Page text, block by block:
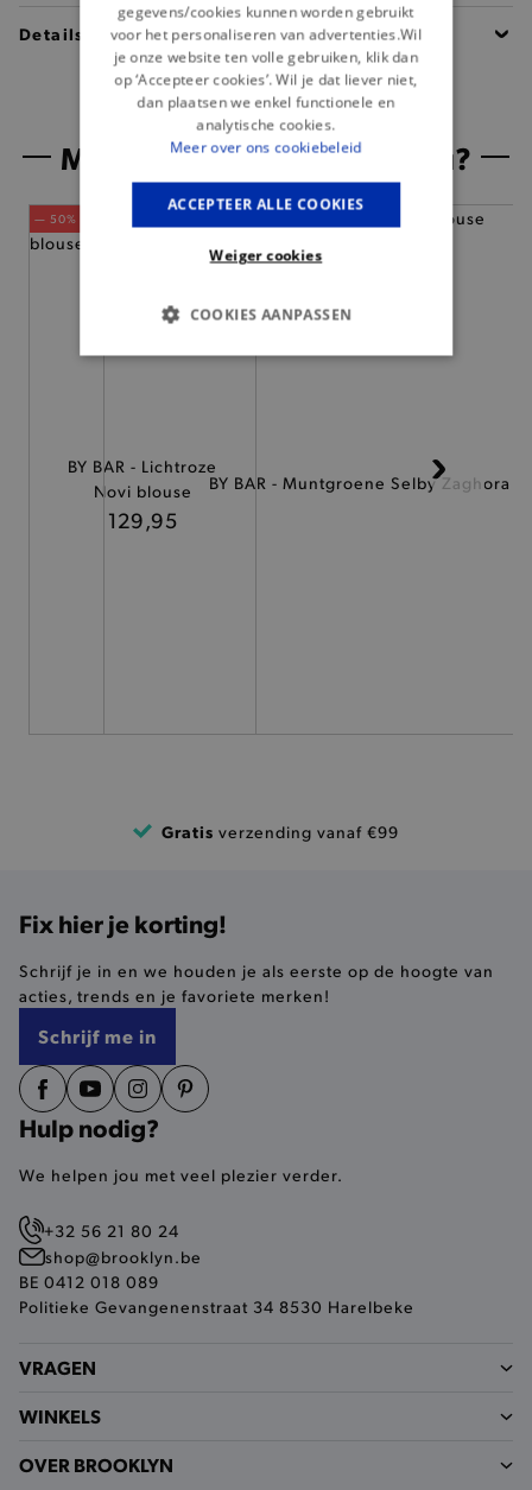
Details
Misschien is dit iets voor jou?
— 50% *
BY BAR - Lichtroze
Novi blouse
129,95
BY BAR - Muntgroene Selby Zaghora
Gratis verzending vanaf €99
Fix hier je korting!
Schrijf je in en we houden je als eerste op de hoogte van
acties, trends en je favoriete merken!
Schrijf me in
Hulp nodig?
We helpen jou met veel plezier verder.
+32 56 21 80 24
shop@brooklyn.be
BE 0412 018 089
Politieke Gevangenenstraat 34 8530 Harelbeke
VRAGEN
WINKELS
OVER BROOKLYN
gegevens/cookies kunnen worden gebruikt
voor het personaliseren van advertenties.Wil
je onze website ten volle gebruiken, klik dan
op ‘Accepteer cookies’. Wil je dat liever niet,
dan plaatsen we enkel functionele en
analytische cookies.
Meer over ons cookiebeleid
ACCEPTEER ALLE COOKIES
Weiger cookies
COOKIES AANPASSEN
BASIS COOKIES
TARGETING
FUNCTIONALITEIT
smulervaring op de site en zorgen ervoor dat de
selected-val
pickupStoreVal